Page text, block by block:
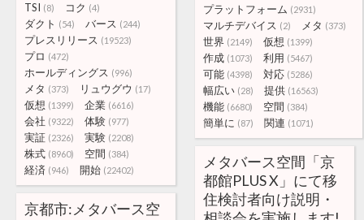
プラットフォーム (2931)
マルチデバイス (2) メタ (373)
世界 (2149) 仮想 (1399)
作成 (1073) 利用 (5467)
可能 (4398) 対応 (5286)
幅広い (28) 提供 (16563)
機能 (6680) 空間 (384)
簡単に (87) 関連 (1071)
TSI (8) コク (4)
ダクト (54) バース (244)
プレスリリース (19523)
プロ (472)
ホールディングス (996)
メタ (373) リュウグウ (17)
仮想 (1399) 企業 (6616)
会社 (9322) 体験 (977)
実証 (2326) 実験 (2208)
株式 (8960) 空間 (384)
経済 (946) 開始 (22402)
メタバース空間「京
都館PLUS X」にて移
住検討者向け説明・
京都市:メタバース空